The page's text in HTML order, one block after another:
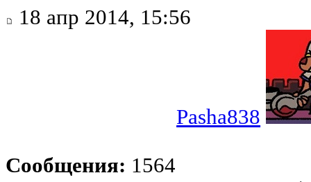
18 апр 2014, 15:56
Pasha838
Сообщения: 1564